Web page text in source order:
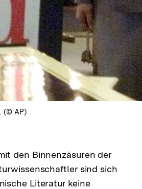
(© AP)
den Binnenzäsuren der
sind sich
Literatur keine